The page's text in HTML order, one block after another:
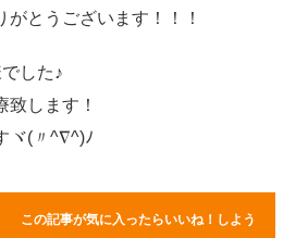
とうございます！！！
した♪
致します！
ヾ(〃^∇^)ﾉ
この記事が気に入ったらいいね！しよう